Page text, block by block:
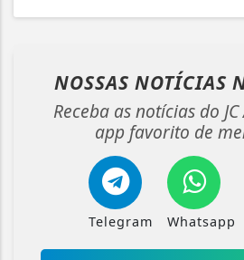
NOSSAS NOTÍCIAS
Receba as notícias do
app favorito de
Telegram Whatsapp